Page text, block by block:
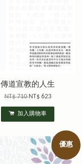
傳道宣教的人生
NT$ 710NT$ 623
加入購物車
優惠